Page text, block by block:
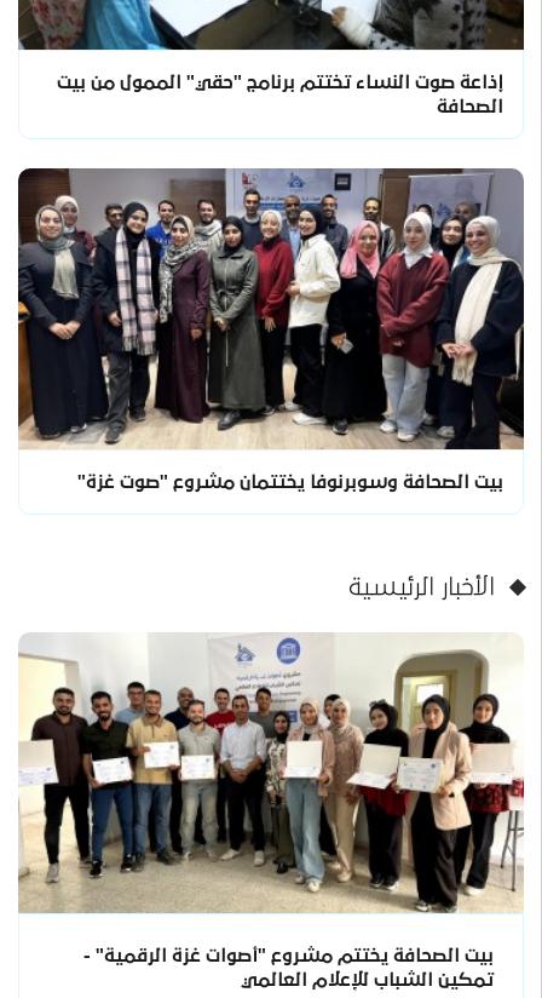
إذاعة صوت النساء تختتم برنامج "حقي" الممول من بيت
الصحافة
بيت الصحافة وسوبرنوفا يختتمان مشروع "صوت غزة"
الأخبار الرئيسية
بيت الصحافة يختتم مشروع "أصوات غزة الرقمية" -
تمكين الشباب للإعلام العالمي